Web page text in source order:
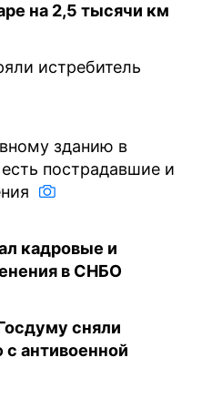
на 2,5 тысячи км
истребитель
зданию в
пострадавшие и
кадровые и
в СНБО
сняли
антивоенной